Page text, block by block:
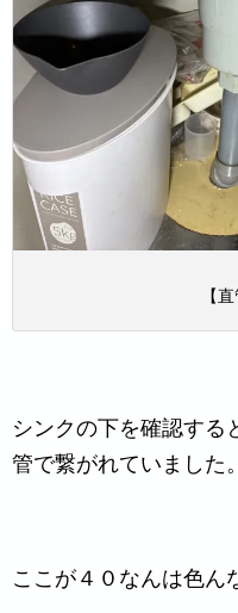
【
シンクの下を確認する
管で繋がれていました。
ここが４０なんは色ん